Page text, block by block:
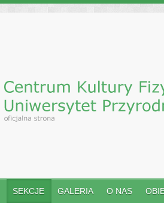
SEKCJE GALERIA O NAS